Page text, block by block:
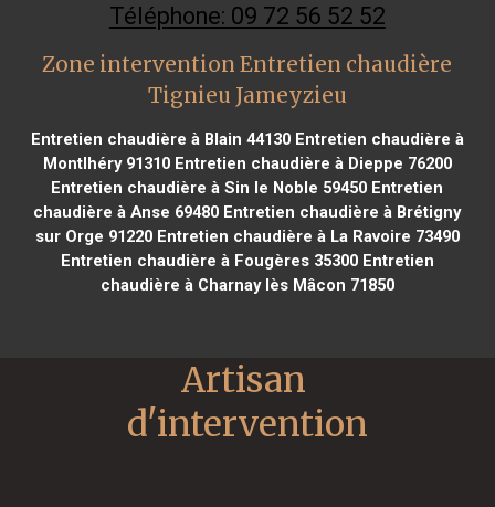
Téléphone: 09 72 56 52 52
Zone intervention Entretien chaudière
Tignieu Jameyzieu
Entretien chaudière à Blain 44130Entretien chaudière à
Montlhéry 91310Entretien chaudière à Dieppe 76200
Entretien chaudière à Sin le Noble 59450 Entretien
chaudière à Anse 69480 Entretien chaudière à Brétigny
sur Orge 91220Entretien chaudière à La Ravoire 73490
Entretien chaudière à Fougères 35300Entretien
chaudière à Charnay lès Mâcon 71850
Artisan
d'intervention